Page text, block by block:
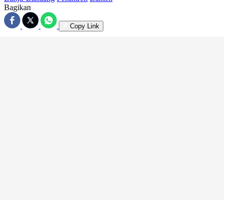
Bagikan
Copy Link